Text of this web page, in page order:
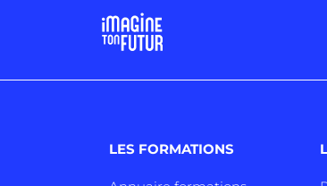
LES FORMATIONS